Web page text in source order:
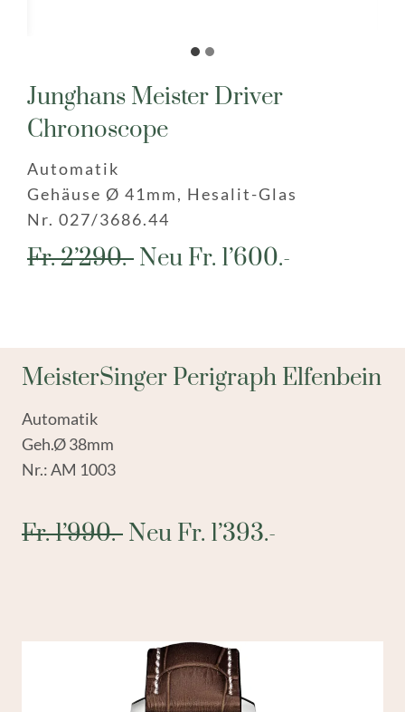
Junghans Meister Driver
Chronoscope
Automatik
Gehäuse Ø 41mm, Hesalit-Glas
Nr. 027/3686.44
Fr. 2’290.- Neu Fr. 1’600.-
MeisterSinger Perigraph Elfenbein
Automatik
Geh.Ø 38mm
Nr.: AM 1003
Fr. 1’990.- Neu Fr. 1’393.-